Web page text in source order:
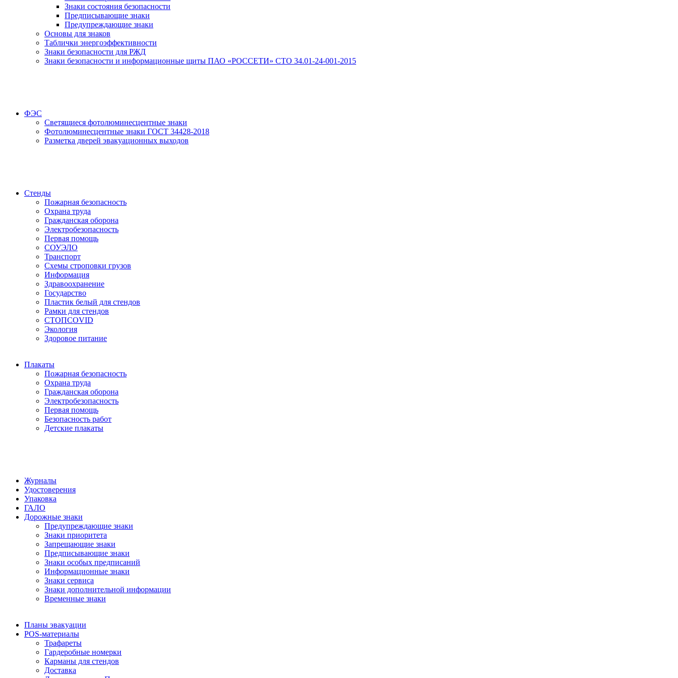
Знаки состояния безопасности
Предписывающие знаки
Предупреждающие знаки
Основы для знаков
Таблички энергоэффективности
Знаки безопасности для РЖД
Знаки безопасности и информационные щиты ПАО «РОССЕТИ» СТО 34.01-24-001-2015
ФЭС
Светящиеся фотолюминесцентные знаки
Фотолюминесцентные знаки ГОСТ 34428-2018
Разметка дверей эвакуационных выходов
Стенды
Пожарная безопасность
Охрана труда
Гражданская оборона
Электробезопасность
Первая помощь
СОУЭЛО
Транспорт
Схемы строповки грузов
Информация
Здравоохранение
Государство
Пластик белый для стендов
Рамки для стендов
СТОПCOVID
Экология
Здоровое питание
Плакаты
Пожарная безопасность
Охрана труда
Гражданская оборона
Электробезопасность
Первая помощь
Безопасность работ
Детские плакаты
Журналы
Удостоверения
Упаковка
ГАЛО
Дорожные знаки
Предупреждающие знаки
Знаки приоритета
Запрещающие знаки
Предписывающие знаки
Знаки особых предписаний
Информационные знаки
Знаки сервиса
Знаки дополнительной информации
Временные знаки
Планы эвакуации
POS-материалы
Трафареты
Гардеробные номерки
Карманы для стендов
Доставка